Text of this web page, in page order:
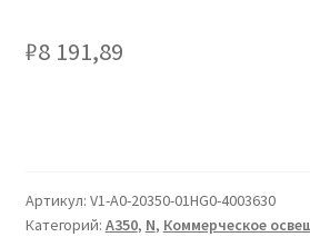
₽8 191,89
Артикул: V1-A0-20350-01HG0-4003630
Категорий: A350, N, Коммерческое